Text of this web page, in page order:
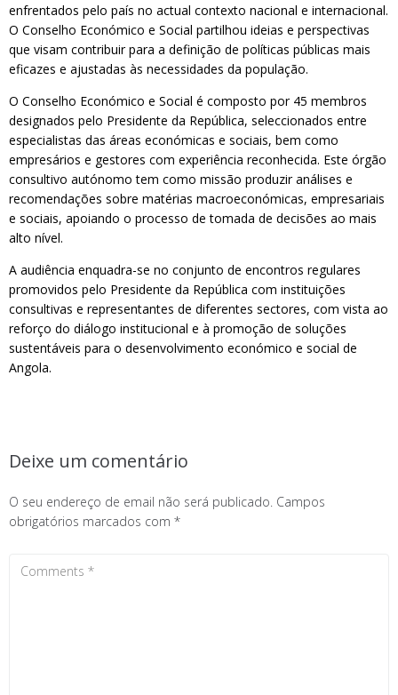
enfrentados pelo país no actual contexto nacional e internacional.
O Conselho Económico e Social partilhou ideias e perspectivas
que visam contribuir para a definição de políticas públicas mais
eficazes e ajustadas às necessidades da população.
O Conselho Económico e Social é composto por 45 membros
designados pelo Presidente da República, seleccionados entre
especialistas das áreas económicas e sociais, bem como
empresários e gestores com experiência reconhecida. Este órgão
consultivo autónomo tem como missão produzir análises e
recomendações sobre matérias macroeconómicas, empresariais
e sociais, apoiando o processo de tomada de decisões ao mais
alto nível.
A audiência enquadra-se no conjunto de encontros regulares
promovidos pelo Presidente da República com instituições
consultivas e representantes de diferentes sectores, com vista ao
reforço do diálogo institucional e à promoção de soluções
sustentáveis para o desenvolvimento económico e social de
Angola.
Deixe um comentário
O seu endereço de email não será publicado. Campos
obrigatórios marcados com *